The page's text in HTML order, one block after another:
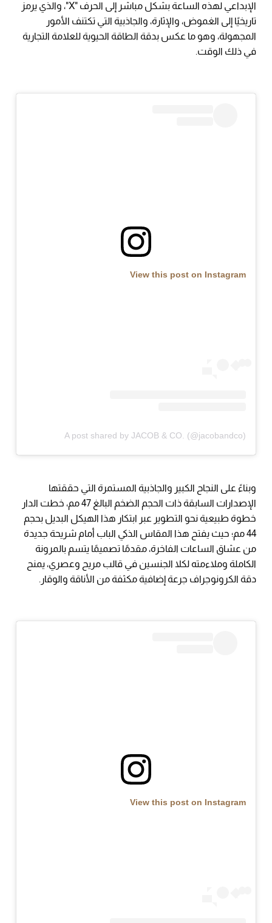
الإبداعي لهذه الساعة بشكل مباشر إلى الحرف "X"، والذي يرمز
تاريخيًا إلى الغموض، والإثارة، والجاذبية التي تكتنف الأمور
المجهولة، وهو ما عكس بدقة الطاقة الحيوية للعلامة التجارية
في ذلك الوقت.
View this post on Instagram
A post shared by JACOB & CO. (@jacobandco)
وبناءً على النجاح الكبير والجاذبية المستمرة التي حققتها
الإصدارات السابقة ذات الحجم الضخم البالغ 47 مم، خطت الدار
خطوة طبيعية نحو التطوير عبر ابتكار هذا الهيكل البديل بحجم
44 مم؛ حيث يفتح هذا المقاس الذكي الباب أمام شريحة جديدة
من عشاق الساعات الفاخرة، مقدمًا تصميمًا يتسم بالمرونة
الكاملة وملاءمته لكلا الجنسين في قالب مريح وعصري، يمنح
دقة الكرونوجراف جرعة إضافية مكثفة من الأناقة والوقار.
View this post on Instagram